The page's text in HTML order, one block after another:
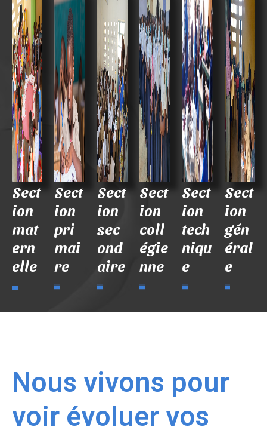
Sect
ion
mat
ern
elle
Sect
ion
pri
mai
re
Sect
ion
sec
ond
aire
Sect
ion
coll
égie
nne
Sect
ion
tech
niqu
e
Sect
ion
gén
éral
e
Nous vivons pour
voir évoluer vos